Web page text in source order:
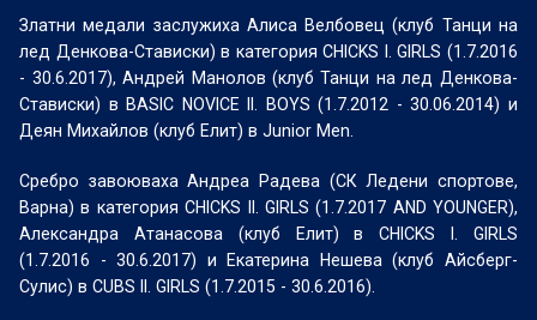
Златни медали заслужиха Алиса Велбовец (клуб Танци на
лед Денкова-Стависки) в категория CHICKS I. GIRLS (1.7.2016
- 30.6.2017), Андрей Манолов (клуб Танци на лед Денкова-
Стависки) в BASIC NOVICE II. BOYS (1.7.2012 - 30.06.2014) и
Деян Михайлов (клуб Елит) в Junior Men.
Сребро завоюваха Андреа Радева (СК Ледени спортове,
Варна) в категория CHICKS II. GIRLS (1.7.2017 AND YOUNGER),
Александра Атанасова (клуб Елит) в CHICKS I. GIRLS
(1.7.2016 - 30.6.2017) и Екатерина Нешева (клуб Айсберг-
Сулис) в CUBS II. GIRLS (1.7.2015 - 30.6.2016).